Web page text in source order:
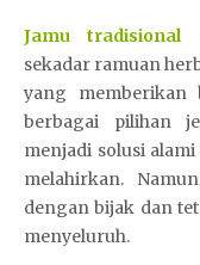
Jamu tradisional
sekadar ramuan
yang memberikan
berbagai pilihan
menjadi solusi
melahirkan.
dengan bijak dan
menyeluruh.